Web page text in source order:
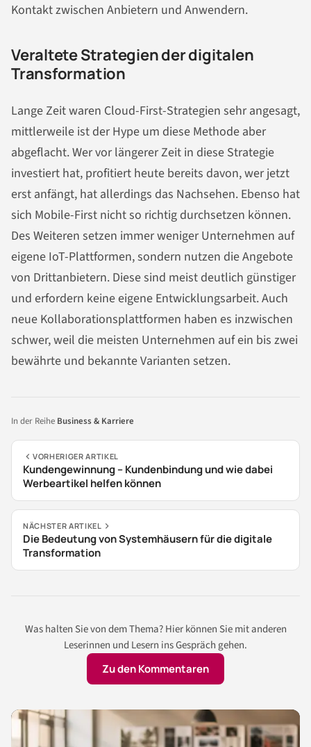
Kontakt zwischen Anbietern und Anwendern.
Veraltete Strategien der digitalen
Transformation
Lange Zeit waren Cloud-First-Strategien sehr angesagt,
mittlerweile ist der Hype um diese Methode aber
abgeflacht. Wer vor längerer Zeit in diese Strategie
investiert hat, profitiert heute bereits davon, wer jetzt
erst anfängt, hat allerdings das Nachsehen. Ebenso hat
sich Mobile-First nicht so richtig durchsetzen können.
Des Weiteren setzen immer weniger Unternehmen auf
eigene IoT-Plattformen, sondern nutzen die Angebote
von Drittanbietern. Diese sind meist deutlich günstiger
und erfordern keine eigene Entwicklungsarbeit. Auch
neue Kollaborationsplattformen haben es inzwischen
schwer, weil die meisten Unternehmen auf ein bis zwei
bewährte und bekannte Varianten setzen.
In der Reihe Business & Karriere
VORHERIGER ARTIKEL
Kundengewinnung – Kundenbindung und wie dabei
Werbeartikel helfen können
NÄCHSTER ARTIKEL
Die Bedeutung von Systemhäusern für die digitale
Transformation
Was halten Sie von dem Thema? Hier können Sie mit anderen
Leserinnen und Lesern ins Gespräch gehen.
Zu den Kommentaren